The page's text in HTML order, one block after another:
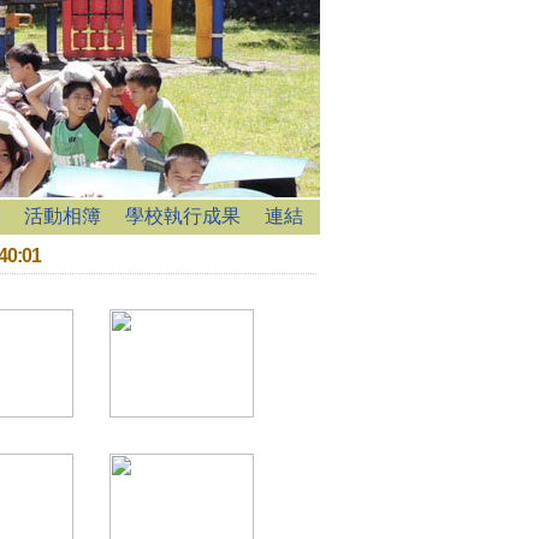
活動相簿 學校執行成果 連結